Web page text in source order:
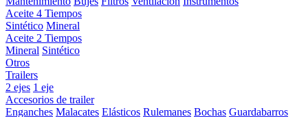
Aceite 4 Tiempos
Sintético Mineral
Aceite 2 Tiempos
Mineral Sintético
Otros
Trailers
2 ejes 1 eje
Accesorios de trailer
Enganches Malacates Elásticos Rulemanes Bochas Guardabarros